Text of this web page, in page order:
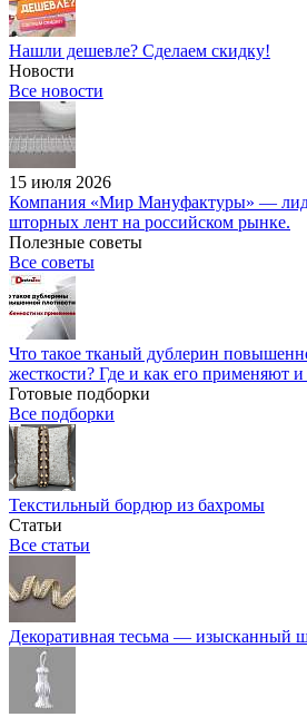
Нашли дешевле? Сделаем скидку!
Новости
Все новости
15 июля 2026
Компания «Мир Мануфактуры» —
шторных лент на российском рынке.
Полезные советы
Все советы
Что такое тканый дублерин
жесткости? Где и как его применяют
Готовые подборки
Все подборки
Текстильный бордюр из бахромы
Статьи
Все статьи
Декоративная тесьма — изысканный